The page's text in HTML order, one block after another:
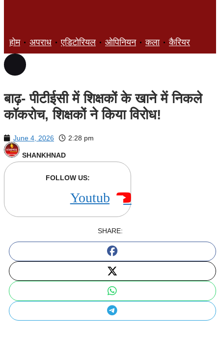
होम अपराध एडिटोरियल ओपिनियन कला कैरियर
बाढ़- पीटीईसी में शिक्षकों के खाने में निकले
कॉकरोच, शिक्षकों ने किया विरोध!
June 4, 2026 2:28 pm
SHANKHNAD
FOLLOW US:
Youtube
SHARE: